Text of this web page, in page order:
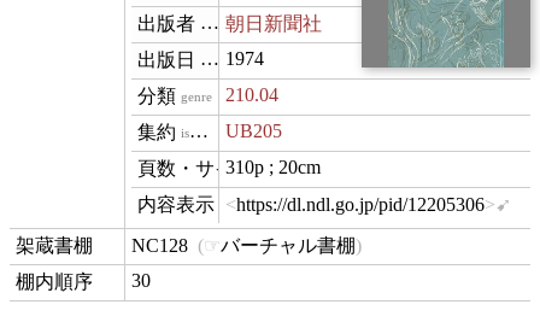
publisher朝日新聞社
datePublished
1974
genre 210.04
isVariantOf UB205
materialExtent
310p ; 20cm
hasView
https://dl.ndl.go.jp/pid/12205306
contentLocation
NC128 バーチャル書棚
position30